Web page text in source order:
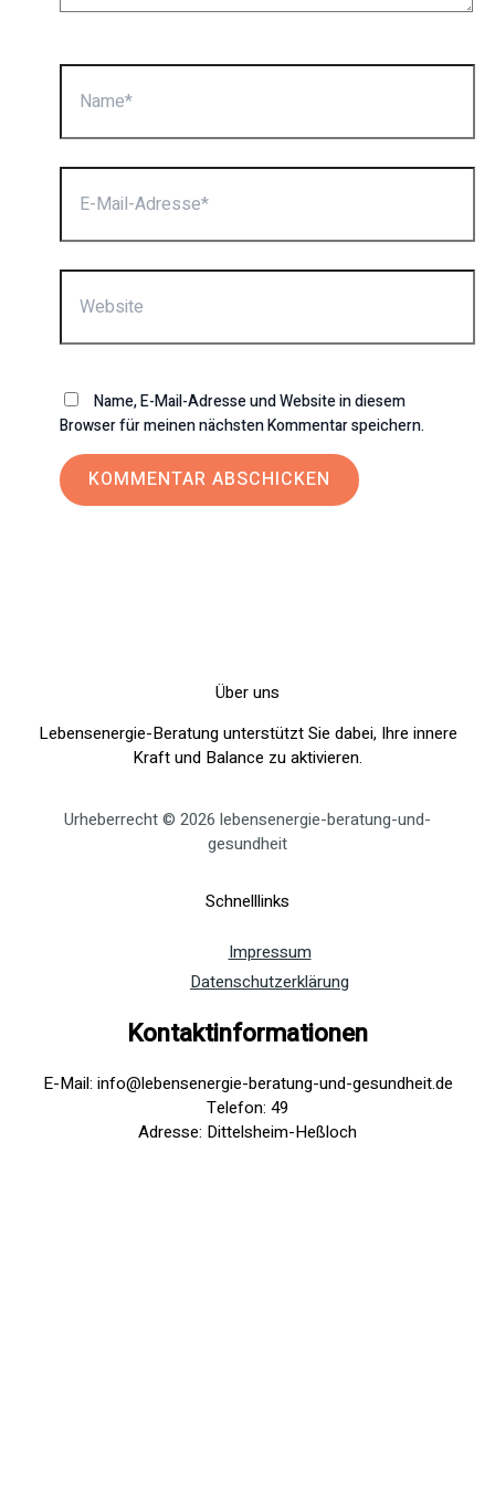
Name*
E-
Mail-
Website
Name, E-Mail-Adresse und Website in diesem
Browser für meinen nächsten Kommentar speichern.
Über uns
Lebensenergie-Beratung unterstützt Sie dabei, Ihre innere
Kraft und Balance zu aktivieren.
Urheberrecht © 2026 lebensenergie-beratung-und-
gesundheit
Schnelllinks
Impressum
Datenschutzerklärung
Kontaktinformationen
E-Mail: info@lebensenergie-beratung-und-gesundheit.de
Telefon: 49
Adresse: Dittelsheim-Heßloch